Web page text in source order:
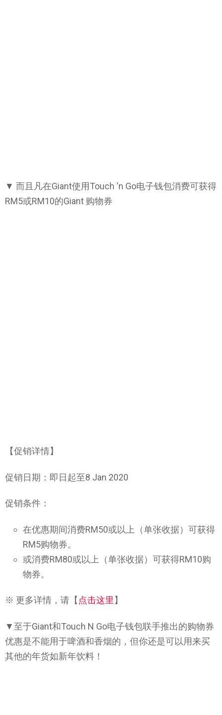
▼ 而且凡在Giant使用Touch ‘n Go电子钱包消费可获得
RM5或RM10的Giant 购物券
【促销详情】
促销日期：即日起至8 Jan 2020
促销条件：
在优惠期间消费RM50或以上（单张收据）可获得
RM5购物券。
或消费RM80或以上（单张收据）可获得RM10购
物券。
※ 更多详情，请【 点击这里 】
▼至于Giant和Touch N Go电子钱包联手推出的购物券
优惠是不能用于啤酒和香烟的，但你还是可以用来买
其他的年货如新年饮料！